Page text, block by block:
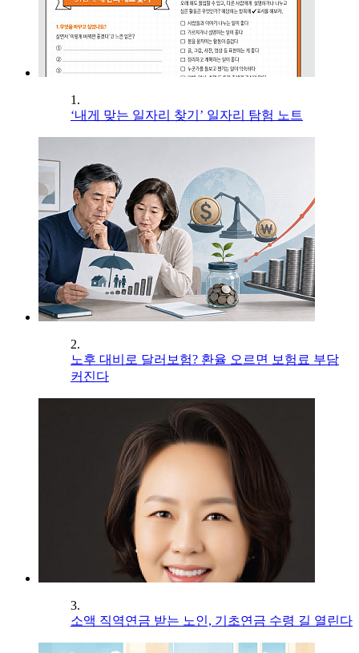
1.
‘내게 맞는 일자리 찾기’ 일자리 탐험 노트
2.
노후 대비로 달러보험? 환율 오르면 보험료 부담
커진다
3.
소액 직역연금 받는 노인, 기초연금 수령 길 열린다